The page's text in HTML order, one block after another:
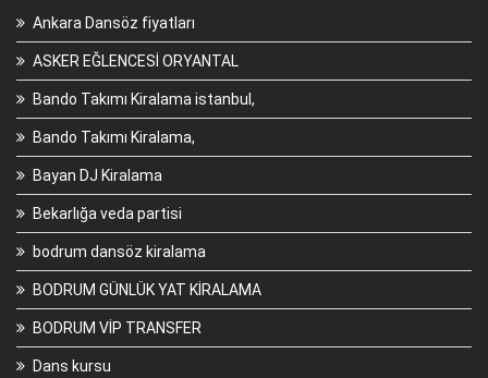
Ankara Dansöz fiyatları
ASKER EĞLENCESİ ORYANTAL
Bando Takımı Kiralama istanbul,
Bando Takımı Kiralama,
Bayan DJ Kiralama
Bekarlığa veda partisi
bodrum dansöz kiralama
BODRUM GÜNLÜK YAT KİRALAMA
BODRUM VİP TRANSFER
Dans kursu